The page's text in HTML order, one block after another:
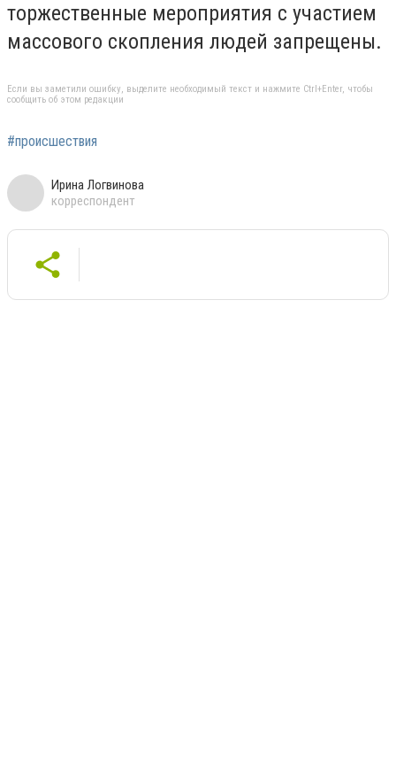
торжественные мероприятия с участием
массового скопления людей запрещены.
Если вы заметили ошибку, выделите необходимый текст и нажмите Ctrl+Enter, чтобы
сообщить об этом редакции
#происшествия
Ирина Логвинова
корреспондент